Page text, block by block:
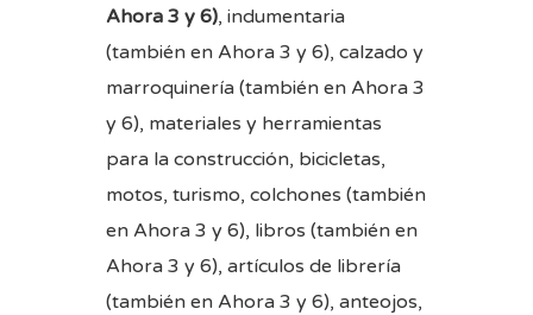
Ahora 3 y 6), indumentaria
(también en Ahora 3 y 6), calzado y
marroquinería (también en Ahora 3
y 6), materiales y herramientas
para la construcción, bicicletas,
motos, turismo, colchones (también
en Ahora 3 y 6), libros (también en
Ahora 3 y 6), artículos de librería
(también en Ahora 3 y 6), anteojos,